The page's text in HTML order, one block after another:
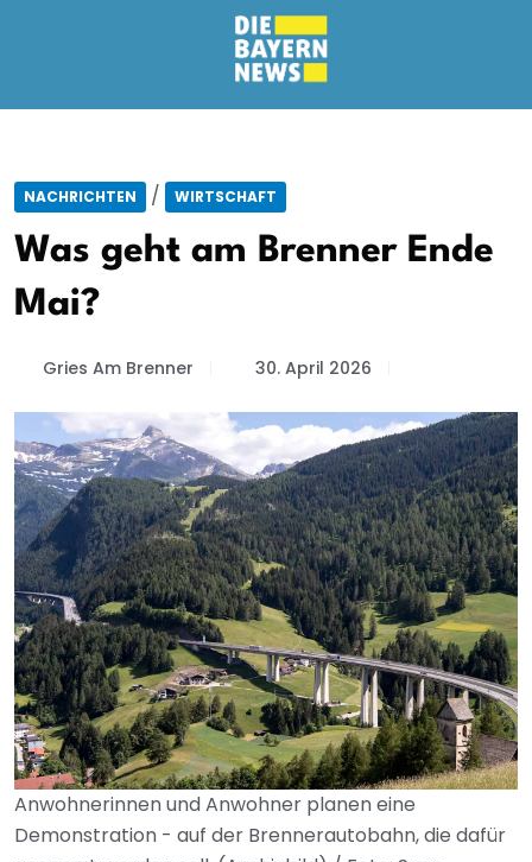
NACHRICHTEN / WIRTSCHAFT
Was geht am Brenner Ende
Mai?
Gries Am Brenner 30. April 2026
Anwohnerinnen und Anwohner planen eine
Demonstration - auf der Brennerautobahn, die dafür